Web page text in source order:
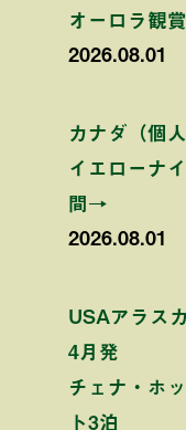
オーロラ観
2026.08.01
カナダ（個
イエローナ
間→
2026.08.01
USAアラス
4月発
チェナ・ホ
ト3泊